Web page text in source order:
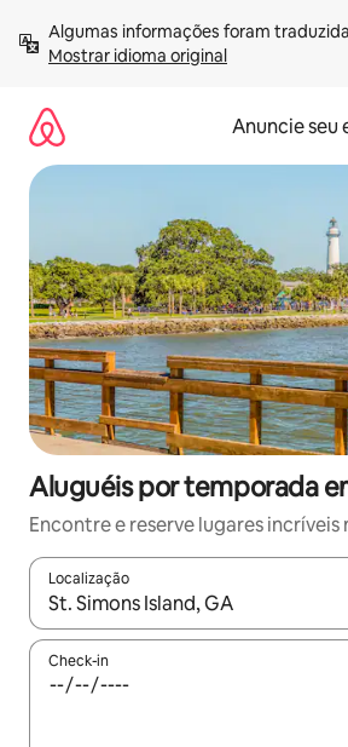
para
Mostrar idioma original
Anuncie seu
Aluguéis por temporada
Encontre e reserve lugares incríveis
Localização
Quando os resultados estiverem
Check-in